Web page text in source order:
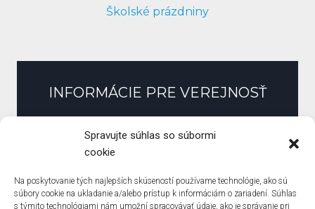
Spravujte súhlas so súbormi
cookie
Na poskytovanie tých najlepších skúseností používame technológie, ako sú
súbory cookie na ukladanie a/alebo prístup k informáciám o zariadení. Súhlas
s týmito technológiami nám umožní spracovávať údaje, ako je správanie pri
Školské prázdniny
INFORMÁCIE PRE VEREJNOSŤ
Slobodný prístup k informáciám
Zmluvy, faktúry, objednávky
Verejné obstarávanie